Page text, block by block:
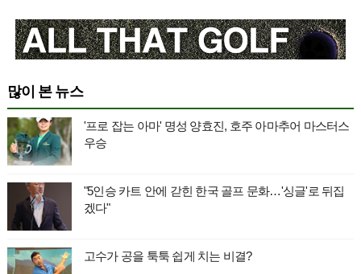
많이 본 뉴스
'프로 잡는 아마' 명성 양효진, 호주 아마추어 마스터스
우승
"5인승 카트 안에 갇힌 한국 골프 문화…'싱글'로 뒤집
겠다"
고수가 공을 툭툭 쉽게 치는 비결?